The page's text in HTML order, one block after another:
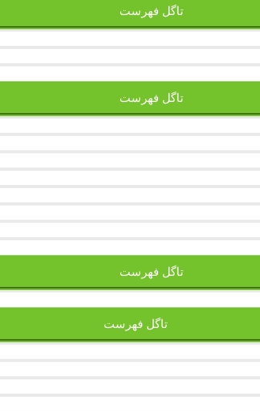
تاگل فهرست
تاگل فهرست
تاگل فهرست
تاگل فهرست